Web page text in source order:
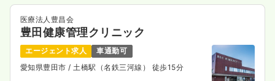
気になる 詳細を見る
医療法人豊昌会
豊田健康管理クリニック
エージェント求人
車通勤可
愛知県豊田市 / 土橋駅（名鉄三河線） 徒歩15分